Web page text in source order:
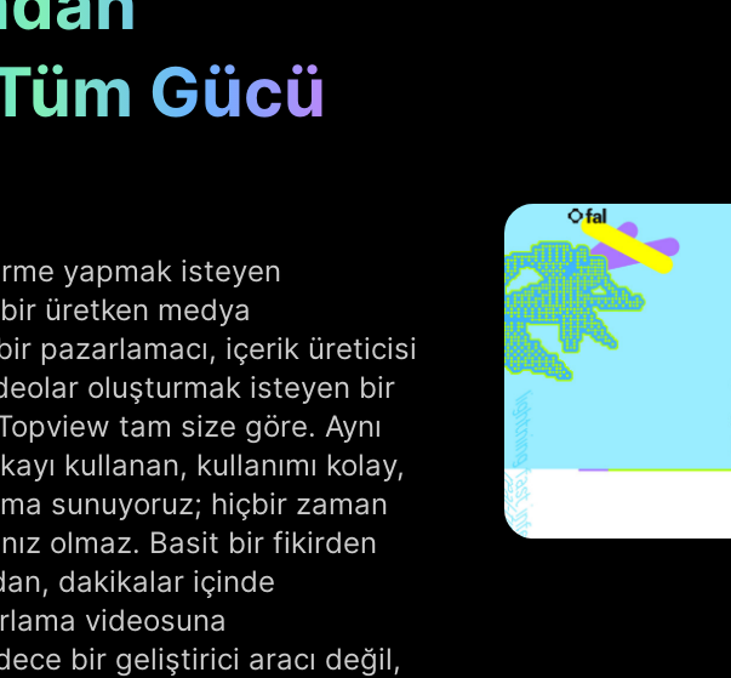
Gücü
yapmak isteyen
üretken medya
pazarlamacı, içerik üreticisi
oluşturmak isteyen bir
tam size göre. Aynı
kullanan, kullanımı kolay,
sunuyoruz; hiçbir zaman
olmaz. Basit bir fikirden
dakikalar içinde
videosuna
bir geliştirici aracı değil,